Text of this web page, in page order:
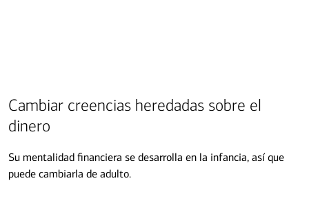
Transcripción
Cambiar creencias heredadas sobre el
dinero
Su mentalidad financiera se desarrolla en la infancia, así que
puede cambiarla de adulto.